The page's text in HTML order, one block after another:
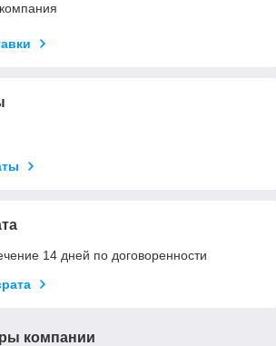
14 дней по договоренности
компании